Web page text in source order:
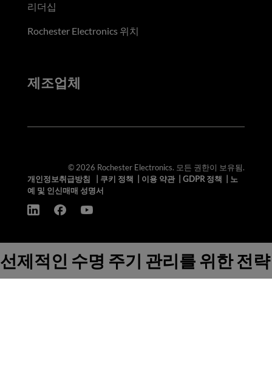
리더십
Rochester Electronics 위치
제조업체
© 2026 Rochester Electronics. 모든 권한이 보유됨.
개인정보취급방침
쿠키 정책 이용 약관| GDPR 정책
노
예 및 인신매매 성명서
선제적인 수명 주기 관리를 위한 전략